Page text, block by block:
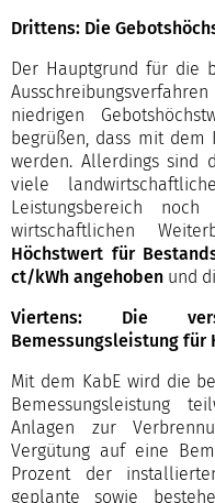
Drittens: Die
Der Hauptgrund für die
niedrigen
begrüßen, dass mit dem
werden. Allerdings sind
viele
Leistungsbereich
wirtschaftlichen
Höchstwert für
ct/kWh angehoben und
Viertens: Die
Bemessungsleistung für
Mit dem KabE wird die
Bemessungsleistung
Anlagen zur
Vergütung auf eine
Prozent der
geplante sowie